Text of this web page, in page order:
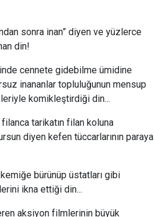
sonra inan” diyen ve yüzlerce
din!
cennete gidebilme ümidine
inananlar topluluğunun mensup
komikleştirdiği din...
tarikatın filan koluna
diyen kefen tüccarlarının paraya
bürünüp üstatları gibi
ikna ettiği din...
aksiyon filmlerinin büyük